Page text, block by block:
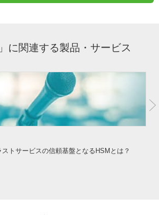
に関連する製品・サービス
トサービスの信頼基盤となるHSMとは？